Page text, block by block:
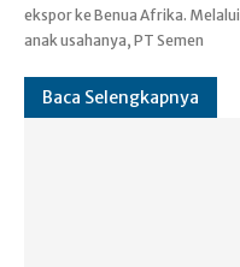
ekspor ke Benua Afrika. Melalui
anak usahanya, PT Semen
Baca Selengkapnya